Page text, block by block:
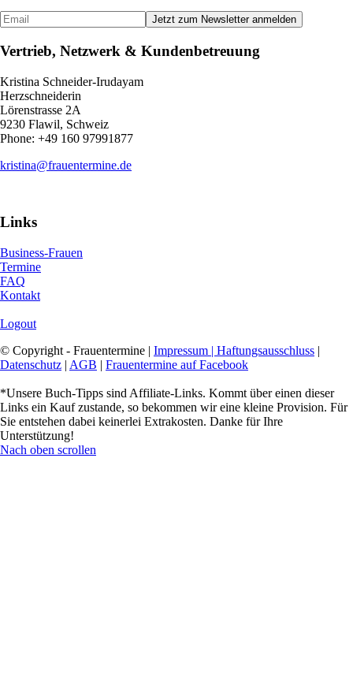
Vertrieb, Netzwerk & Kundenbetreuung
Kristina Schneider-Irudayam
Herzschneiderin
Lörenstrasse 2A
9230 Flawil, Schweiz
Phone: +49 160 97991877
kristina@frauentermine.de
Links
Business-Frauen
Termine
FAQ
Kontakt
Logout
© Copyright - Frauentermine | Impressum | Haftungsausschluss |
Datenschutz | AGB | Frauentermine auf Facebook
*Unsere Buch-Tipps sind Affiliate-Links. Kommt über einen dieser
Links ein Kauf zustande, so bekommen wir eine kleine Provision. Für
Sie entstehen dabei keinerlei Extrakosten. Danke für Ihre
Unterstützung!
Nach oben scrollen